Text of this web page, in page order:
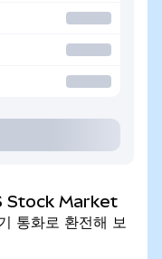
Stock Market
화로 환전해 보